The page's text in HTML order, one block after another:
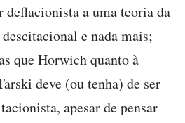
deflacionista a uma teoria da
e nada mais;
que Horwich quanto à
deve (ou tenha) de ser
apesar de pensar